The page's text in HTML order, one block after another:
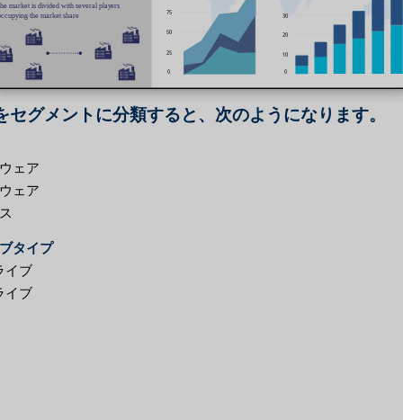
セグメントに分類すると、次のようになります。
ェア
ェア
タイプ
イブ
イブ